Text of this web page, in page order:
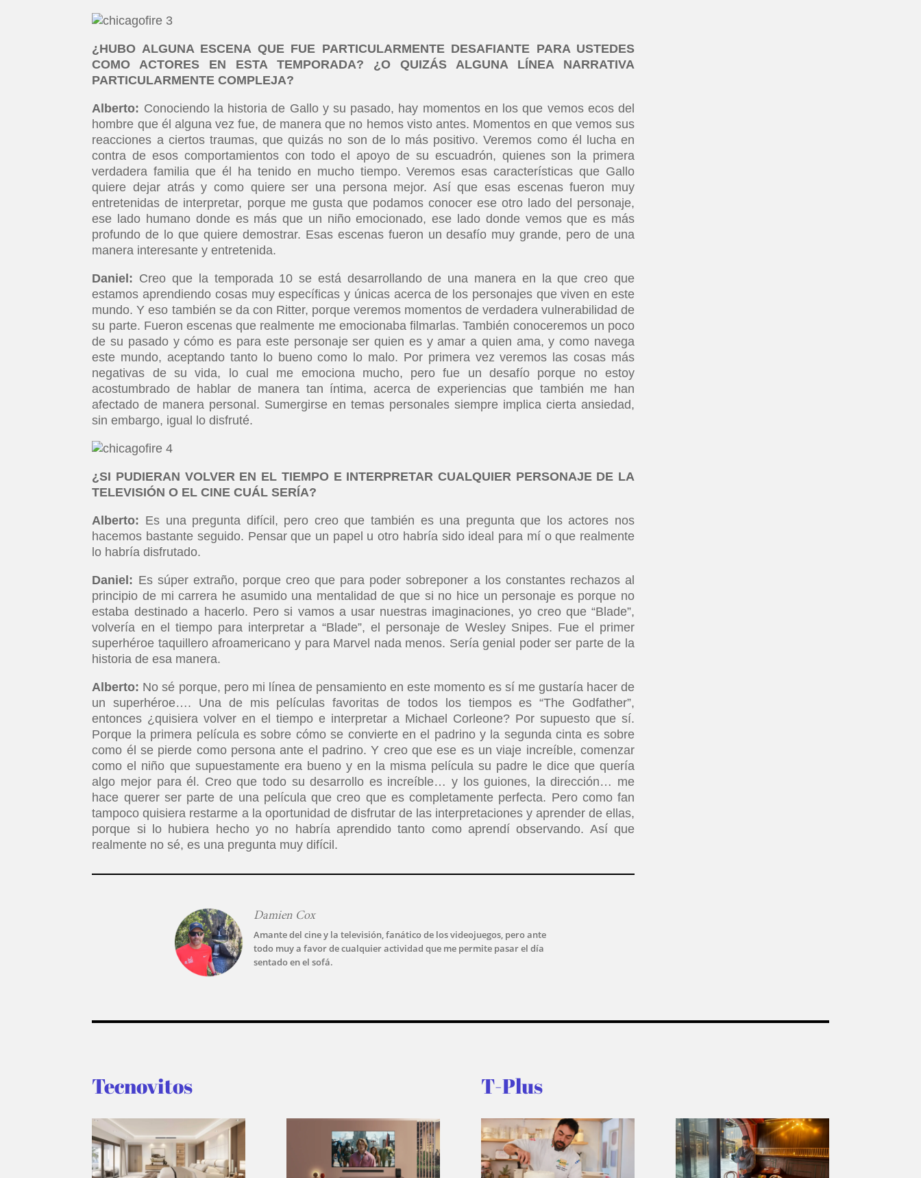
¿HUBO ALGUNA ESCENA QUE FUE PARTICULARMENTE DESAFIANTE PARA USTEDES
COMO ACTORES EN ESTA TEMPORADA? ¿O QUIZÁS ALGUNA LÍNEA NARRATIVA
PARTICULARMENTE COMPLEJA?
Alberto: Conociendo la historia de Gallo y su pasado, hay momentos en los que vemos ecos del
hombre que él alguna vez fue, de manera que no hemos visto antes. Momentos en que vemos sus
reacciones a ciertos traumas, que quizás no son de lo más positivo. Veremos como él lucha en
contra de esos comportamientos con todo el apoyo de su escuadrón, quienes son la primera
verdadera familia que él ha tenido en mucho tiempo. Veremos esas características que Gallo
quiere dejar atrás y como quiere ser una persona mejor. Así que esas escenas fueron muy
entretenidas de interpretar, porque me gusta que podamos conocer ese otro lado del personaje,
ese lado humano donde es más que un niño emocionado, ese lado donde vemos que es más
profundo de lo que quiere demostrar. Esas escenas fueron un desafío muy grande, pero de una
manera interesante y entretenida.
Daniel: Creo que la temporada 10 se está desarrollando de una manera en la que creo que
estamos aprendiendo cosas muy específicas y únicas acerca de los personajes que viven en este
mundo. Y eso también se da con Ritter, porque veremos momentos de verdadera vulnerabilidad de
su parte. Fueron escenas que realmente me emocionaba filmarlas. También conoceremos un poco
de su pasado y cómo es para este personaje ser quien es y amar a quien ama, y como navega
este mundo, aceptando tanto lo bueno como lo malo. Por primera vez veremos las cosas más
negativas de su vida, lo cual me emociona mucho, pero fue un desafío porque no estoy
acostumbrado de hablar de manera tan íntima, acerca de experiencias que también me han
afectado de manera personal. Sumergirse en temas personales siempre implica cierta ansiedad,
sin embargo, igual lo disfruté.
¿SI PUDIERAN VOLVER EN EL TIEMPO E INTERPRETAR CUALQUIER PERSONAJE DE LA
TELEVISIÓN O EL CINE CUÁL SERÍA?
Alberto: Es una pregunta difícil, pero creo que también es una pregunta que los actores nos
hacemos bastante seguido. Pensar que un papel u otro habría sido ideal para mí o que realmente
lo habría disfrutado.
Daniel: Es súper extraño, porque creo que para poder sobreponer a los constantes rechazos al
principio de mi carrera he asumido una mentalidad de que si no hice un personaje es porque no
estaba destinado a hacerlo. Pero si vamos a usar nuestras imaginaciones, yo creo que “Blade”,
volvería en el tiempo para interpretar a “Blade”, el personaje de Wesley Snipes. Fue el primer
superhéroe taquillero afroamericano y para Marvel nada menos. Sería genial poder ser parte de la
historia de esa manera.
Alberto: No sé porque, pero mi línea de pensamiento en este momento es sí me gustaría hacer de
un superhéroe…. Una de mis películas favoritas de todos los tiempos es “The Godfather”,
entonces ¿quisiera volver en el tiempo e interpretar a Michael Corleone? Por supuesto que sí.
Porque la primera película es sobre cómo se convierte en el padrino y la segunda cinta es sobre
como él se pierde como persona ante el padrino. Y creo que ese es un viaje increíble, comenzar
como el niño que supuestamente era bueno y en la misma película su padre le dice que quería
algo mejor para él. Creo que todo su desarrollo es increíble… y los guiones, la dirección… me
hace querer ser parte de una película que creo que es completamente perfecta. Pero como fan
tampoco quisiera restarme a la oportunidad de disfrutar de las interpretaciones y aprender de ellas,
porque si lo hubiera hecho yo no habría aprendido tanto como aprendí observando. Así que
realmente no sé, es una pregunta muy difícil.
Damien Cox
Amante del cine y la televisión, fanático de los videojuegos, pero ante
todo muy a favor de cualquier actividad que me permite pasar el día
sentado en el sofá.
Tecnovitos T-Plus